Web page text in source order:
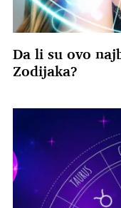
Da li su ovo
Zodijaka?